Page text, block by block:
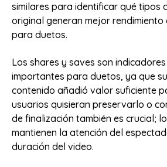
similares para identificar qué tipos
original generan mejor rendimiento
para duetos.
Los shares y saves son
importantes para duetos, ya que
contenido añadió valor suficiente
usuarios quisieran preservarlo o
de finalización también es crucial;
mantienen la atención del
duración del video.